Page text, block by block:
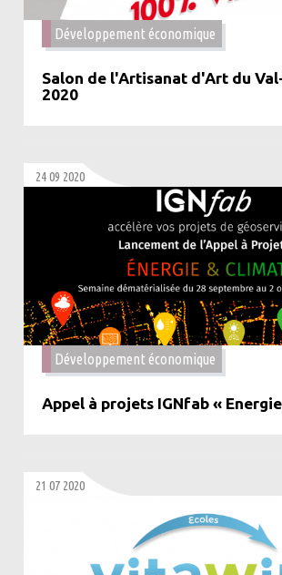
Développement économique
Salon de l'Artisanat d'Art du
2020
24 09 2020
Développement économique
Appel à projets IGNfab «
21 07 2020